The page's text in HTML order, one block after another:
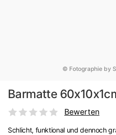
© Fotographie by
Barmatte
Bewerten
Schlicht, funktional und dennoch